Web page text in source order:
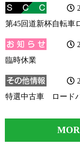
第45回道新杯自転車
臨時休業
特選中古車 ロード